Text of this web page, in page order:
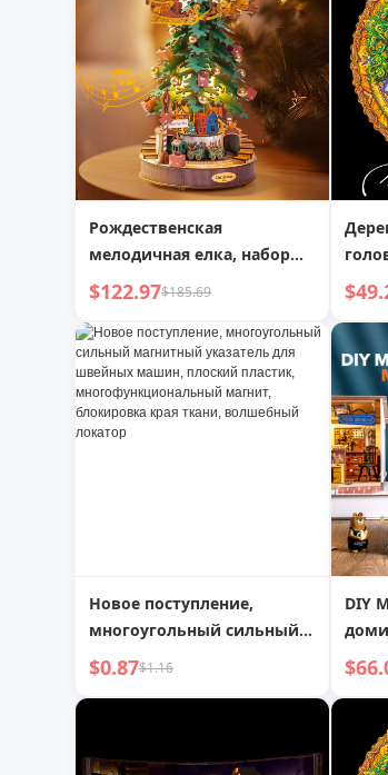
игрушка
Рождественская
мелодичная елка, набор
для самостоятельной
сборки
$122.97$185.69
Новое поступление,
многоугольный сильный
магнитный указатель для
швейных машин, плоский
магнит, блокировка края
$0.87$1.16
DIY